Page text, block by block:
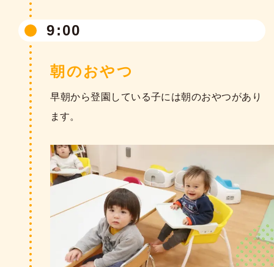
9:00
朝のおやつ
早朝から登園している子には朝のおやつがあり
ます。
自由あそび
朝の身支度を済ませたら、好きなところで好き
な遊びを楽しみます。